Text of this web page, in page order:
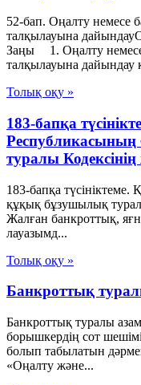
52-бап. Оңалту немесе
талқылауына
Заңы 1. Оңалту немесе
талқылауына дайындау
Толық оқу »
183-бапқа
туралы
183-бапқа
құқық бұзушылық
Жалған банкроттық,
лауазымд...
Толық оқу »
Банкроттық
Банкроттық туралы
борышкердiң сот
болып табылатын
«Оңалту және...